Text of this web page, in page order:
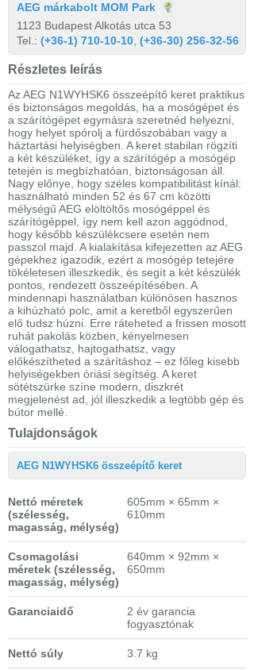
AEG márkabolt MOM Park
1123 Budapest Alkotás utca 53
Tel.: (+36-1) 710-10-10 (+36-30) 256-32-56
Részletes leírás
Az AEG N1WYHSK6 összeépítő keret praktikus
és biztonságos megoldás, ha a mosógépet és
a szárítógépet egymásra szeretnéd helyezni,
hogy helyet spórolj a fürdőszobában vagy a
háztartási helyiségben. A keret stabilan rögzíti
a két készüléket, így a szárítógép a mosógép
tetején is megbízhatóan, biztonságosan áll.
Nagy előnye, hogy széles kompatibilitást kínál:
használható minden 52 és 67 cm közötti
mélységű AEG elöltöltős mosógéppel és
szárítógéppel, így nem kell azon aggódnod,
hogy később készülékcsere esetén nem
passzol majd. A kialakítása kifejezetten az AEG
gépekhez igazodik, ezért a mosógép tetejére
tökéletesen illeszkedik, és segít a két készülék
pontos, rendezett összeépítésében. A
mindennapi használatban különösen hasznos
a kihúzható polc, amit a keretből egyszerűen
elő tudsz húzni. Erre ráteheted a frissen mosott
ruhát pakolás közben, kényelmesen
válogathatsz, hajtogathatsz, vagy
előkészítheted a szárításhoz – ez főleg kisebb
helyiségekben óriási segítség. A keret
sötétszürke színe modern, diszkrét
megjelenést ad, jól illeszkedik a legtöbb gép és
bútor mellé.
Tulajdonságok
AEG N1WYHSK6 összeépítő keret
Nettó méretek
(szélesség,
magasság, mélység)
605mm × 65mm ×
610mm
Csomagolási
méretek (szélesség,
magasság, mélység)
640mm × 92mm ×
650mm
Garanciaidő
2 év garancia
fogyasztónak
Nettó súly 3.7 kg